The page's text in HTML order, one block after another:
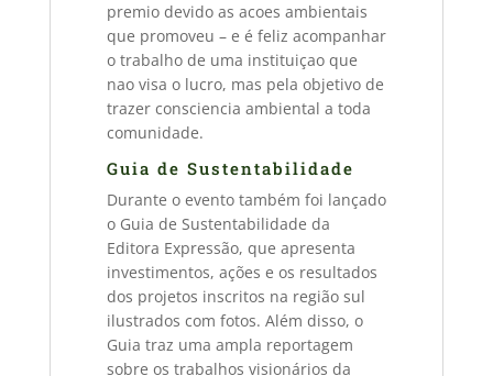
premio devido as acoes ambientais
que promoveu – e é feliz acompanhar
o trabalho de uma instituiçao que
nao visa o lucro, mas pela objetivo de
trazer consciencia ambiental a toda
comunidade.
Guia de Sustentabilidade
Durante o evento também foi lançado
o Guia de Sustentabilidade da
Editora Expressão, que apresenta
investimentos, ações e os resultados
dos projetos inscritos na região sul
ilustrados com fotos. Além disso, o
Guia traz uma ampla reportagem
sobre os trabalhos visionários da